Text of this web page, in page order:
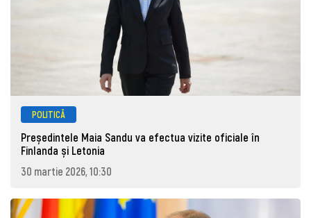
POLITICĂ
Președintele Maia Sandu va efectua vizite oficiale în
Finlanda și Letonia
30 martie 2026, 10:30